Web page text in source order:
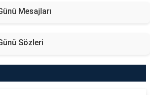
Mesajları
Sözleri